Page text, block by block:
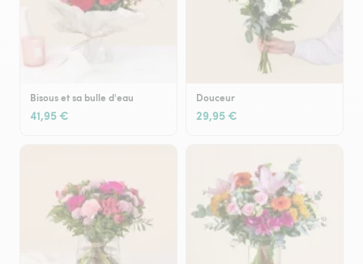
Bisous et sa bulle d'eau
41,95 €
Douceur
29,95 €